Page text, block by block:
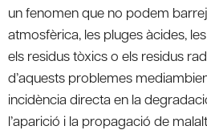
un fenomen que no podem
atmosfèrica, les pluges àcides,
els residus tòxics o els residus
d’aquests problemes
incidència directa en la
l’aparició i la propagació de